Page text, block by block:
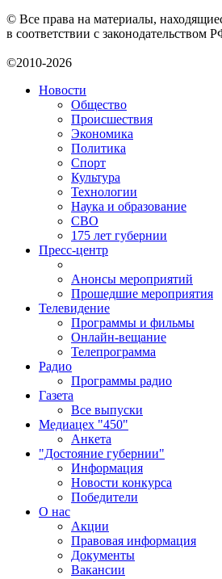
© Все права на материалы,
в соответствии с законодательством
©2010-2026
Новости
Общество
Происшествия
Экономика
Политика
Спорт
Культура
Технологии
Наука и образование
СВО
175 лет губернии
Пресс-центр
Анонсы мероприятий
Прошедшие мероприятия
Телевидение
Программы и фильмы
Онлайн-вещание
Телепрограмма
Радио
Программы радио
Газета
Все выпуски
Медиацех "450"
Анкета
"Достояние губернии"
Информация
Новости конкурса
Победители
О нас
Акции
Правовая информация
Документы
Вакансии